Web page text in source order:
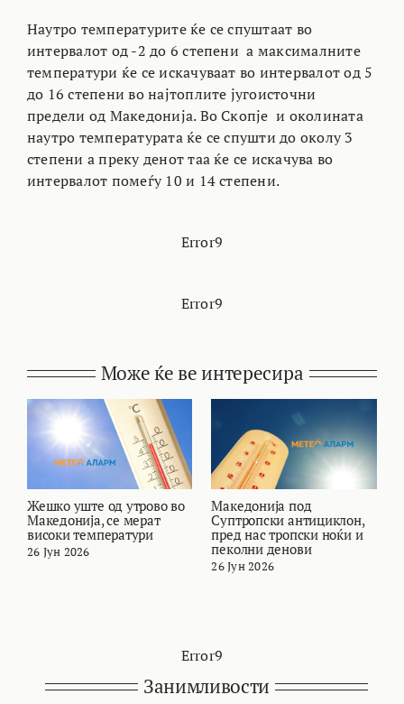
Наутро температурите ќе се спуштаат во
интервалот од -2 до 6 степени а максималните
температури ќе се искачуваат во интервалот од 5
до 16 степени во најтоплите југоисточни
предели од Македонија. Во Скопје и околината
наутро температурата ќе се спушти до околу 3
степени а преку денот таа ќе се искачува во
интервалот помеѓу 10 и 14 степени.
Error9
Error9
Може ќе ве интересира
Жешко уште од утрово во
Македонија, се мерат
високи температури
26 Јун 2026
Македонија под
Суптропски антициклон,
пред нас тропски ноќи и
пеколни денови
26 Јун 2026
Error9
Занимливости